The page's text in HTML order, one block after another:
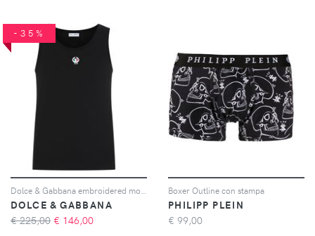
-35%
DOLCE & GABBANA
€ 225,00 € 146,00
Boxer Outline con stampa
PHILIPP PLEIN
€ 99,00